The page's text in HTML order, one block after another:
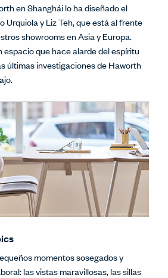
en Shanghái lo ha diseñado el
Urquiola y Liz Teh, que está al frente
showrooms en Asia y Europa.
que hace alarde del espíritu
últimas investigaciones de Haworth
momentos sosegados y
las vistas maravillosas, las sillas